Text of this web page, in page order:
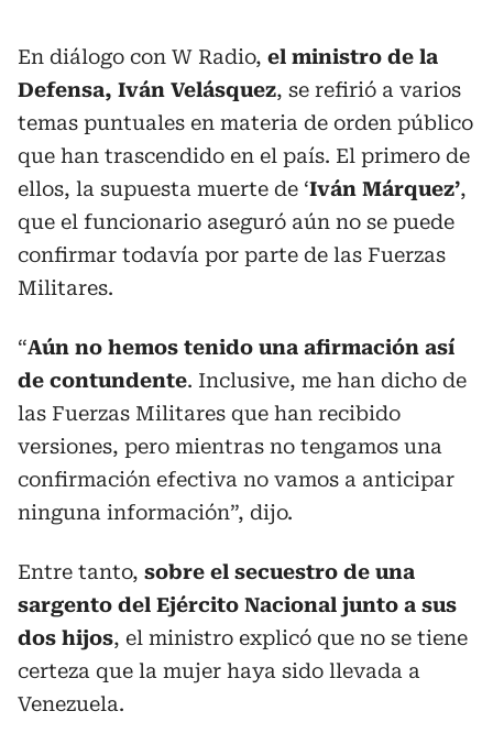
En diálogo con W Radio, el ministro de la
Defensa, Iván Velásquez, se refirió a varios
temas puntuales en materia de orden público
que han trascendido en el país. El primero de
ellos, la supuesta muerte de ‘Iván Márquez’,
que el funcionario aseguró aún no se puede
confirmar todavía por parte de las Fuerzas
Militares.
“Aún no hemos tenido una afirmación así
de contundente. Inclusive, me han dicho de
las Fuerzas Militares que han recibido
versiones, pero mientras no tengamos una
confirmación efectiva no vamos a anticipar
ninguna información”, dijo.
Entre tanto, sobre el secuestro de una
sargento del Ejército Nacional junto a sus
dos hijos, el ministro explicó que no se tiene
certeza que la mujer haya sido llevada a
Venezuela.